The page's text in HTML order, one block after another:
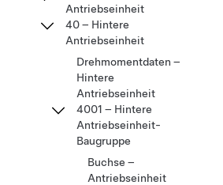
Antriebseinheit
40 – Hintere
Antriebseinheit
Drehmomentdaten –
Hintere
Antriebseinheit
4001 – Hintere
Antriebseinheit-
Baugruppe
Buchse –
Antriebseinheit